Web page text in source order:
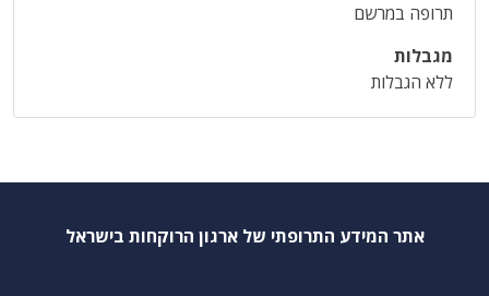
תרופה במרשם
מגבלות
ללא הגבלות
אתר המידע התרופתי של ארגון הרוקחות בישראל